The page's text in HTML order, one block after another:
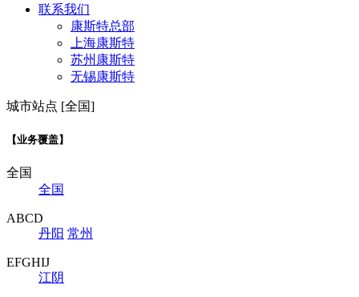
联系我们
康斯特总部
上海康斯特
苏州康斯特
无锡康斯特
城市站点 [全国]
【业务覆盖】
全国
全国
ABCD
丹阳 常州
EFGHIJ
江阴